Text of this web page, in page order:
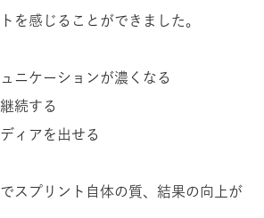
を感じることができました。
ニケーションが濃くなる
続する
ィアを出せる
スプリント自体の質、結果の向上が